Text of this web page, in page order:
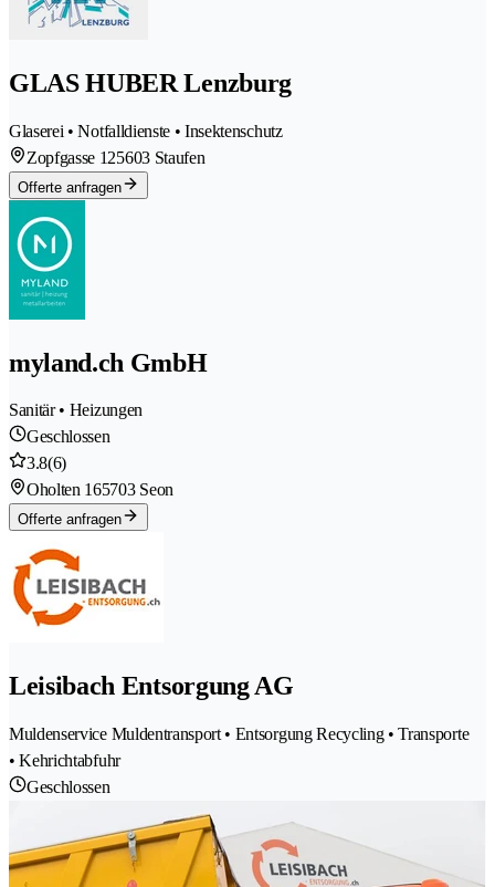
GLAS HUBER Lenzburg
Glaserei • Notfalldienste • Insektenschutz
Zopfgasse 125603 Staufen
Offerte anfragen
myland.ch GmbH
Sanitär • Heizungen
Geschlossen
3.8(6)
Oholten 165703 Seon
Offerte anfragen
Leisibach Entsorgung AG
Muldenservice Muldentransport • Entsorgung Recycling • Transporte
• Kehrichtabfuhr
Geschlossen